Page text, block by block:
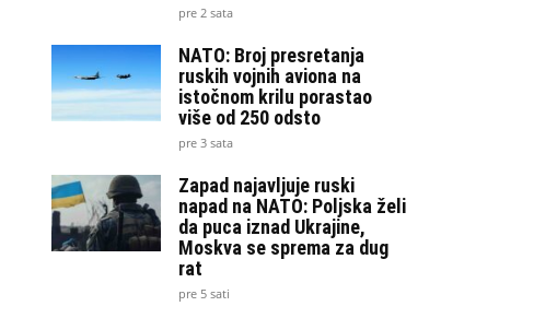
pre 2 sata
NATO: Broj presretanja
ruskih vojnih aviona na
istočnom krilu porastao
više od 250 odsto
pre 3 sata
Zapad najavljuje ruski
napad na NATO: Poljska želi
da puca iznad Ukrajine,
Moskva se sprema za dug
rat
pre 5 sati